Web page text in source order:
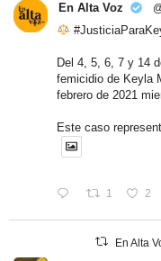
En Alta Voz
Del 4, 5, 6, 7 y 14
femicidio de Keyla
febrero de 2021
Este caso
1 2
En Alta